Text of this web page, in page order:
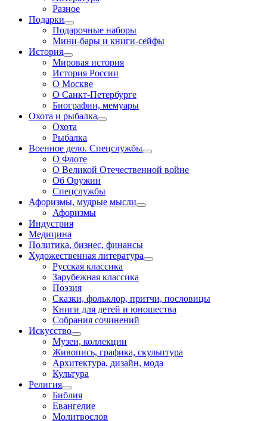
Разное
Подарки
Подарочные наборы
Мини-бары и книги-сейфы
История
Мировая история
История России
О Москве
О Санкт-Петербурге
Биографии, мемуары
Охота и рыбалка
Охота
Рыбалка
Военное дело. Спецслужбы
О Флоте
О Великой Отечественной войне
Об Оружии
Спецслужбы
Афоризмы, мудрые мысли
Афоризмы
Индустрия
Медицина
Политика, бизнес, финансы
Художественная литература
Русская классика
Зарубежная классика
Поэзия
Сказки, фольклор, притчи, пословицы
Книги для детей и юношества
Собрания сочинений
Искусство
Музеи, коллекции
Живопись, графика, скульптура
Архитектура, дизайн, мода
Культура
Религия
Библия
Евангелие
Молитвослов